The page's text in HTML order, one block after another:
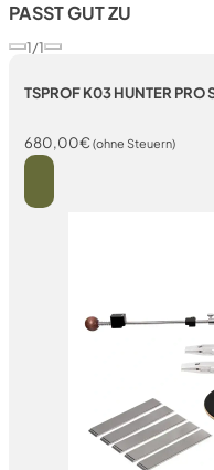
PASST GUT ZU
1/1
TSPROF K03 HUNTER PRO
680,00€(ohne Steuern)